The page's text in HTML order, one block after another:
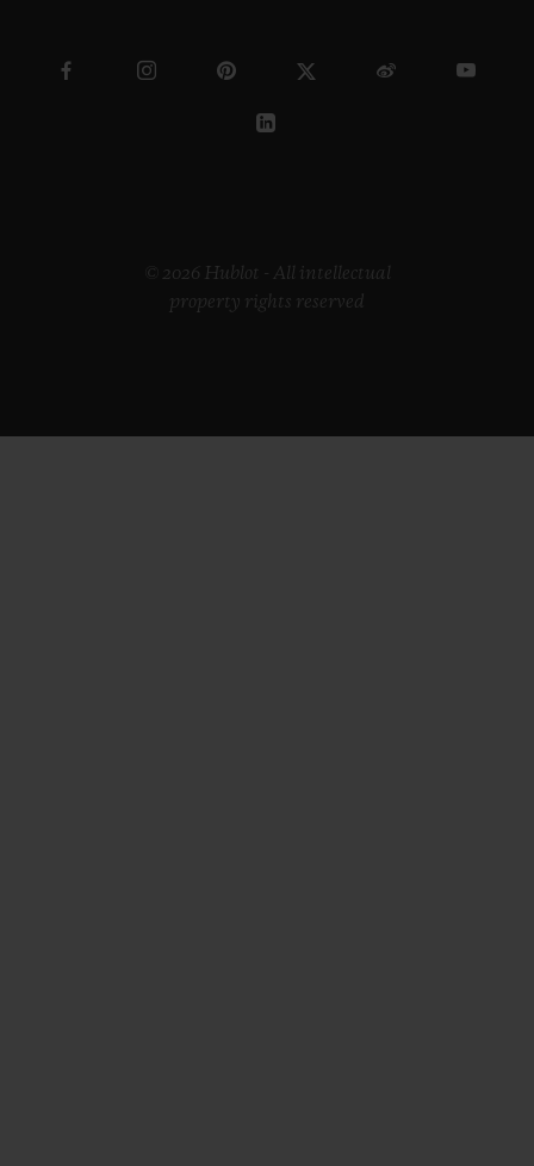
© 2026 Hublot - All intellectual
property rights reserved